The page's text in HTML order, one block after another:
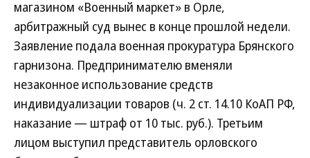
магазином «Военный маркет» в Орле,
арбитражный суд вынес в конце прошлой недели.
Заявление подала военная прокуратура Брянского
гарнизона. Предпринимателю вменяли
незаконное использование средств
индивидуализации товаров (ч. 2 ст. 14.10 КоАП РФ,
наказание — штраф от 10 тыс. руб.). Третьим
лицом выступил представитель орловского